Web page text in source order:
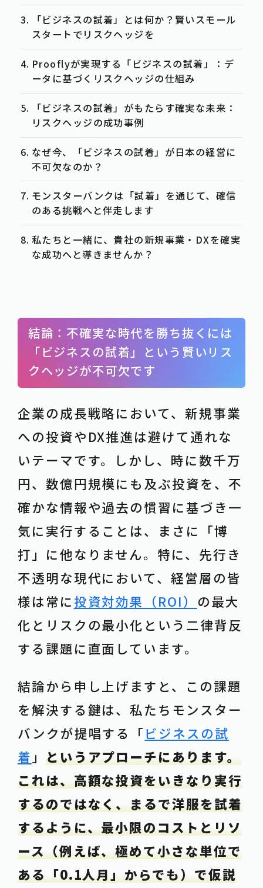
RECRUIT-求人情報
PRIVACY POLICY
結論：不確実な時代を勝ち抜くには
「ビジネスの試着」という賢いリス
クヘッジが不可欠です
企業の成長戦略において、新規事業
への投資やDX推進は避けて通れな
いテーマです。しかし、時に数千万
円、数億円規模にも及ぶ投資を、不
確かな情報や過去の慣習に基づき一
気に実行することは、まさに「博
打」に他なりません。特に、先行き
不透明な現代において、経営層の皆
様は常に投資対効果（ROI） の最大
化とリスクの最小化という二律背反
する課題に直面しています。
結論から申し上げますと、この課題
を解決する鍵は、私たちモンスター
バンクが提唱する「ビジネスの試
着 」 というアプローチにあります。
これは、高額な投資をいきなり実行
するのではなく、まるで洋服を試着
するように、最小限のコストとリソ
ース（例えば、極めて小さな単位で
ある「0.1人月」からでも）で仮説
「ビジネスの試着」とは何か？賢いスモール
スタートでリスクヘッジを
Prooflyが実現する「ビジネスの試着」：デ
ータに基づくリスクヘッジの仕組み
「ビジネスの試着」がもたらす確実な未来：
リスクヘッジの成功事例
なぜ今、「ビジネスの試着」が日本の経営に
不可欠なのか？
モンスターバンクは「試着」を通じて、確信
のある挑戦へと伴走します
私たちと一緒に、貴社の新規事業・DXを確実
な成功へと導きませんか？